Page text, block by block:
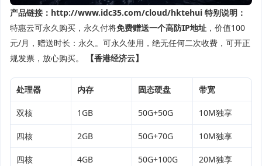
产品链接： http://www.idc35.com/cloud/hktehui 特别说明：
特惠云可永久购买，永久付将免费赠送一个高防IP地址 ，价值100
元/月，赠送时长：永久。可永久使用，绝无任何二次收费，可开正
规发票，放心购买。
【香港经济云】
处理器 内存 固态硬盘 带宽
双核 1GB 50G+50G 10M独享
四核 2GB 50G+70G 10M独享
四核 4GB 50G+100G 20M独享